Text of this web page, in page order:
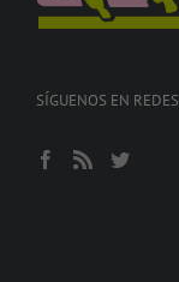
SÍGUENOS EN REDES